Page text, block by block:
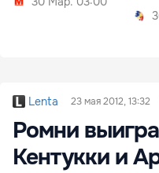
Lenta 23 мая 2012, 13:32
Ромни
Кентукки и